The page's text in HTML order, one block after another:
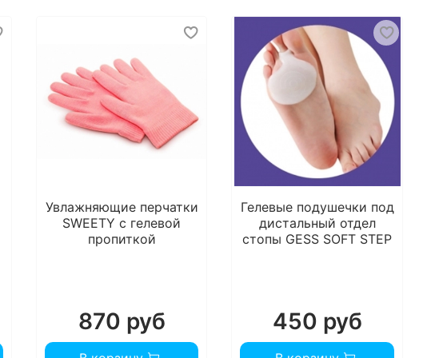
Увлажняющие перчатки
SWEETY с гелевой
пропиткой
870 руб
Гелевые подушечки под
дистальный отдел
стопы GESS SOFT STEP
450 руб